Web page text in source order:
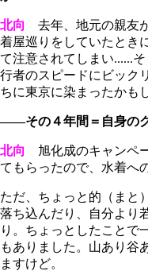
北向
去年、地元の親友
着屋巡りをしていたとき
て注意されてしまい......
行者のスピードにビック
ちに東京に染まったかも
――その４年間＝自身の
北向
旭化成のキャンペ
てもらったので、水着へ
ただ、ちょっと的（まと
落ち込んだり、自分より
り。ちょっとしたことで
もありました。山あり谷
ますけど。